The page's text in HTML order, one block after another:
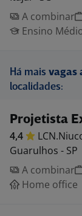
A combinar
Ensino
Há mais vagas
localidades:
Projetista
4,4
Guarulhos - SP
A combinar
Home office